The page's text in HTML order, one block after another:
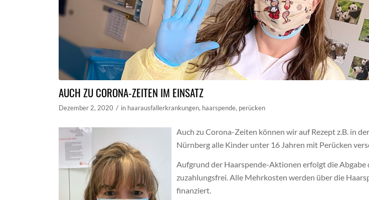
AUCH ZU CORONA-ZEITEN IM EINSATZ
Dezember 2, 2020 / in haarausfallerkrankungen, haarspende, perücken
Auch zu Corona-Zeiten können wir auf Rezept z.B. in
Nürnberg alle Kinder unter 16 Jahren mit Perücken
Aufgrund der Haarspende-Aktionen erfolgt die Abgabe
zuzahlungsfrei. Alle Mehrkosten werden über die
finanziert.